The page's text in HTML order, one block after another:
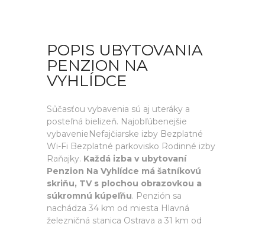
POPIS UBYTOVANIA
PENZION NA
VYHLÍDCE
Sůčasťou vybavenia sú aj uteráky a
posteľná bielizeň. Najobľúbenejšie
vybavenieNefajčiarske izby Bezplatné
Wi-Fi Bezplatné parkovisko Rodinné izby
Raňajky. Každá izba v ubytovaní
Penzion Na Vyhlídce má šatníkovú
skriňu, TV s plochou obrazovkou a
súkromnú kúpeľňu. Penzión sa
nachádza 34 km od miesta Hlavná
železničná stanica Ostrava a 31 km od